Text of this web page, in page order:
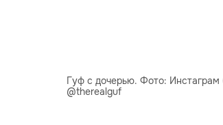
Гуф с дочерью. Фото:
@therealguf